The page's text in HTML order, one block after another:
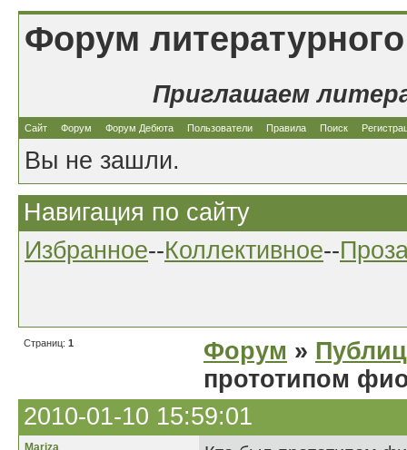
Форум
Приглашаем
Сайт Форум Форум Дебюта Пользователи Правила Поиск
Вы не зашли.
Навигация по сайту
Избранное--Коллективное--
Страниц: 1 Форум »
прототипом
2010-01-10 15:59:01
Mariza